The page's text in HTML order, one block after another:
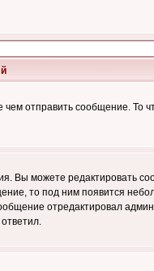
отправить сообщение.
можете редактировать
то под ним появится
отредактировал